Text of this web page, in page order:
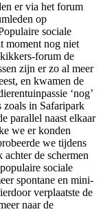
er via het forum
op
sociale
moment nog niet
forum de
zijn er zo al meer
en kwamen de
‘nog’
zoals in Safaripark
parallel naast elkaar
we er konden
we tijdens
de schermen
sociale
spontane en mini-
verplaatste de
naar de